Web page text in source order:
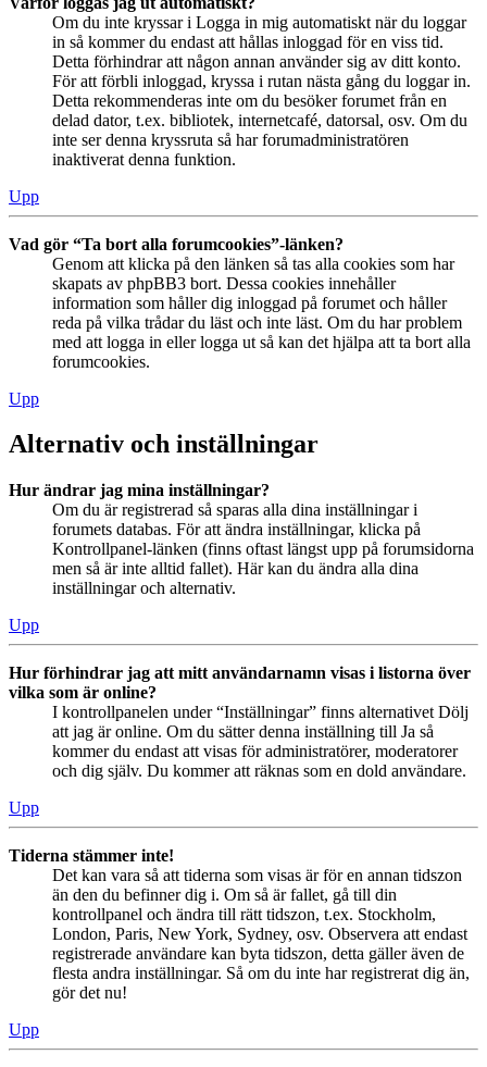
Om du inte kryssar i Logga in mig automatiskt när du loggar
in så kommer du endast att hållas inloggad för en viss tid.
Detta förhindrar att någon annan använder sig av ditt konto.
För att förbli inloggad, kryssa i rutan nästa gång du loggar in.
Detta rekommenderas inte om du besöker forumet från en
delad dator, t.ex. bibliotek, internetcafé, datorsal, osv. Om du
inte ser denna kryssruta så har forumadministratören
inaktiverat denna funktion.
Upp
Vad gör “Ta bort alla forumcookies”-länken?
Genom att klicka på den länken så tas alla cookies som har
skapats av phpBB3 bort. Dessa cookies innehåller
information som håller dig inloggad på forumet och håller
reda på vilka trådar du läst och inte läst. Om du har problem
med att logga in eller logga ut så kan det hjälpa att ta bort alla
forumcookies.
Upp
Alternativ och inställningar
Hur ändrar jag mina inställningar?
Om du är registrerad så sparas alla dina inställningar i
forumets databas. För att ändra inställningar, klicka på
Kontrollpanel-länken (finns oftast längst upp på forumsidorna
men så är inte alltid fallet). Här kan du ändra alla dina
inställningar och alternativ.
Upp
Hur förhindrar jag att mitt användarnamn visas i listorna över
vilka som är online?
I kontrollpanelen under “Inställningar” finns alternativet Dölj
att jag är online. Om du sätter denna inställning till Ja så
kommer du endast att visas för administratörer, moderatorer
och dig själv. Du kommer att räknas som en dold användare.
Upp
Tiderna stämmer inte!
Det kan vara så att tiderna som visas är för en annan tidszon
än den du befinner dig i. Om så är fallet, gå till din
kontrollpanel och ändra till rätt tidszon, t.ex. Stockholm,
London, Paris, New York, Sydney, osv. Observera att endast
registrerade användare kan byta tidszon, detta gäller även de
flesta andra inställningar. Så om du inte har registrerat dig än,
gör det nu!
Upp